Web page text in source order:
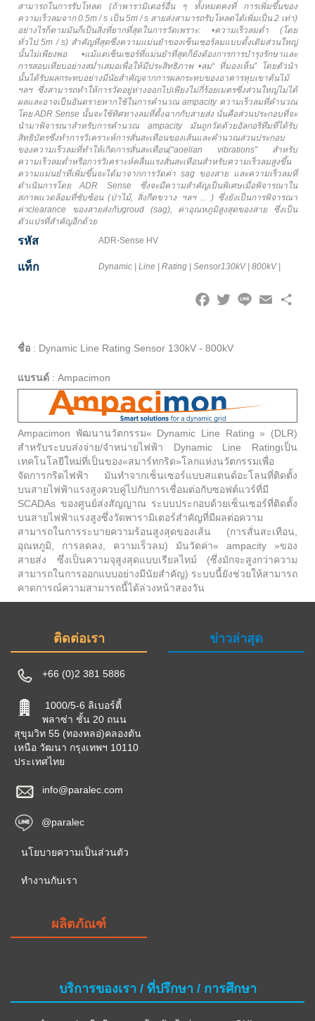
สามารถในการรับโหลด (ถ้าพารามิเตอร์อื่น ๆ ทั้งหมดคงที่ การเพิ่มขึ้นของ
ความเร็วลมจาก 0.5m / s เป็น 5m / s สายส่งสามารถรับโหลดได้เพิ่มเป็น 2 เท่า)
อย่างไรก็ตามมันก็เป็นสิ่งที่ยากที่สุดในการวัดเพราะ: •ความเร็วลมต่ำ (โดย
ทั่วไป 5m / s) สำคัญที่สุดซึ่งความแม่นยำของเซ็นเซอร์ลมแบบดั้งเดิมส่วนใหญ่
นั้นไม่เพียงพอ •แม้แต่เซ็นเซอร์ที่แม่นยำที่สุดก็ยังต้องการการบำรุงรักษาและ
การสอบเทียบอย่างสม่ำเสมอเพื่อให้มีประสิทธิภาพ •ลม“ ที่มองเห็น” โดยตัวนำ
นั้นได้รับผลกระทบอย่างมีนัยสำคัญจากการผลกระทบของอาคารหุบเขาต้นไม้
ฯลฯ ซึ่งสามารถทำให้การวัดอยู่ห่างออกไปเพียงไม่กี่ร้อยเมตรซึ่งส่วนใหญ่ไม่ได้
ผลและอาจเป็นอันตรายหากใช้ในการคำนวณ ampacity ความเร็วลมที่คำนวณ
โดย ADR Sense นั้นจะใช้ทิศทางลมที่ตั้งฉากกับสายส่ง นั่นคือส่วนประกอบที่จะ
นำมาพิจารณาสำหรับการคำนวณ ampacity มันถูกวัดด้วยอัลกอริทึมที่ได้รับ
สิทธิบัตรซึ่งทำการวิเคราะห์การสั่นสะเทือนของเส้นและคำนวณส่วนประกอบ
ของความเร็วลมที่ทำให้เกิดการสั่นสะเทือน(“aoelian vibrations” สำหรับ
ความเร็วลมต่ำหรือการวิเคราะห์คลื่นแรงสั่นสะเทือนสำหรับความเร็วลมสูงขึ้น
ความแม่นยำที่เพิ่มขึ้นจะได้มาจากการวัดค่า sag ของสาย และความเร็วลมที่
ดำเนินการโดย ADR Sense ซึ่งจะมีความสำคัญเป็นพิเศษเมื่อพิจารณาใน
สภาพแวดล้อมที่ซับซ้อน (ป่าไม้, สิ่งกีดขวาง ฯลฯ ... ) ซึ่งยังเป็นการพิจารณา
ค่าclearance ของสายส่งกับgroud (sag), ค่าอุณหภูมิสูงสุดของสาย ซึ่งเป็น
ตัวแปรที่สำคัญอีกด้วย
รหัส ADR-Sense HV
แท็ก Dynamic| Line| Rating| Sensor130kV| 800kV|
ชื่อ : Dynamic Line Rating Sensor 130kV - 800kV
แบรนด์ : Ampacimon
Ampacimon พัฒนานวัตกรรม« Dynamic Line Rating » (DLR)
สำหรับระบบส่งจ่าย/จำหน่ายไฟฟ้า Dynamic Line Ratingเป็น
เทคโนโลยีใหม่ที่เป็นของ«สมาร์ทกริด»โลกแห่งนวัตกรรมเพื่อ
จัดการกริดไฟฟ้า มันทำจากเซ็นเซอร์แบบสแตนด์อะโลนที่ติดตั้ง
บนสายไฟฟ้าแรงสูงควบคู่ไปกับการเชื่อมต่อกับซอฟต์แวร์ที่มี
SCADAs ของศูนย์ส่งสัญญาณ ระบบประกอบด้วยเซ็นเซอร์ที่ติดตั้ง
บนสายไฟฟ้าแรงสูงซึ่งวัดพารามิเตอร์สำคัญที่มีผลต่อความ
สามารถในการระบายความร้อนสูงสุดของเส้น (การสั่นสะเทือน,
อุณหภูมิ, การลดลง, ความเร็วลม) มันวัดค่า« ampacity »ของ
สายส่ง ซึ่งเป็นความจุสูงสุดแบบเรียลไทม์ (ซึ่งมักจะสูงกว่าความ
สามารถในการออกแบบอย่างมีนัยสำคัญ) ระบบนี้ยังช่วยให้สามารถ
คาดการณ์ความสามารถนี้ได้ล่วงหน้าสองวัน
ติดต่อเรา
+66 (0)2 381 5886
1000/5-6 ลิเบอร์ตี้
พลาซ่า ชั้น 20 ถนน
สุขุมวิท 55 (ทองหลอ่)คลองตัน
เหนือ วัฒนา กรุงเทพฯ 10110
ประเทศไทย
info@paralec.com
@paralec
นโยบายความเป็นส่วนตัว
ทำงานกับเรา
ข่าวล่าสุด
ผลิตภัณฑ์
บริการของเรา / ที่ปรึกษา / การศึกษา